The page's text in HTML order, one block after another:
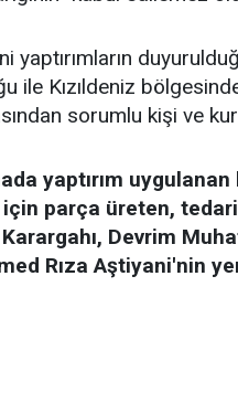
yaptırımların
ile Kızıldeniz
sorumlu kişi ve
yaptırım
için parça üreten,
Devrim
Rıza Aştiyani'nin